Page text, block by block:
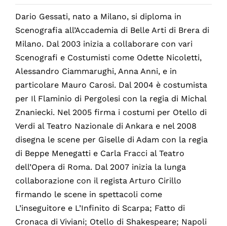
Dario Gessati, nato a Milano, si diploma in
Scenografia all’Accademia di Belle Arti di Brera di
Milano. Dal 2003 inizia a collaborare con vari
Scenografi e Costumisti come Odette Nicoletti,
Alessandro Ciammarughi, Anna Anni, e in
particolare Mauro Carosi. Dal 2004 è costumista
per Il Flaminio di Pergolesi con la regia di Michal
Znaniecki. Nel 2005 firma i costumi per Otello di
Verdi al Teatro Nazionale di Ankara e nel 2008
disegna le scene per Giselle di Adam con la regia
di Beppe Menegatti e Carla Fracci al Teatro
dell’Opera di Roma. Dal 2007 inizia la lunga
collaborazione con il regista Arturo Cirillo
firmando le scene in spettacoli come
L’inseguitore e L’Infinito di Scarpa; Fatto di
Cronaca di Viviani; Otello di Shakespeare; Napoli